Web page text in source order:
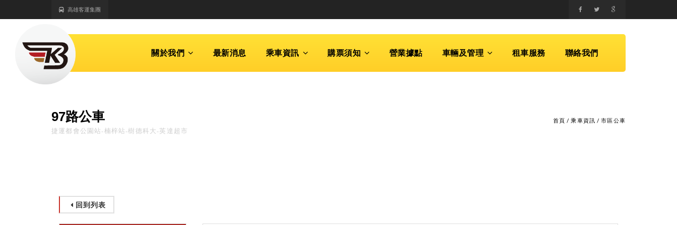
高雄客運集團
關於我們 最新消息 乘車資訊 購票須知 營業據點 車輛及管理 租車服務 聯絡我們
97路公車
捷運都會公園站-楠梓站-樹德科大-英達超市
首頁 /乘車資訊 /市區公車
回到列表